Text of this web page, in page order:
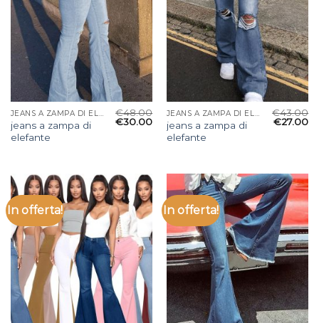
jeans a zampa di
elefante
€48.00
€30.00
jeans a zampa di
elefante
€43.00
€27.00
In offerta! In offerta!